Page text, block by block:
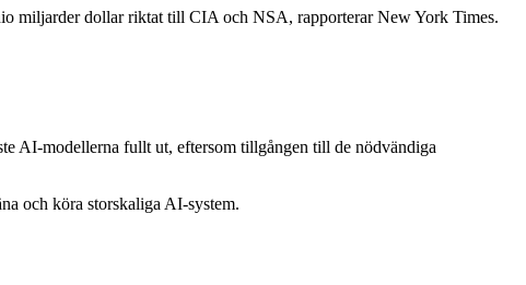
miljarder dollar riktat till CIA och NSA, rapporterar New York Times.
AI-modellerna fullt ut, eftersom tillgången till de nödvändiga
och köra storskaliga AI-system.